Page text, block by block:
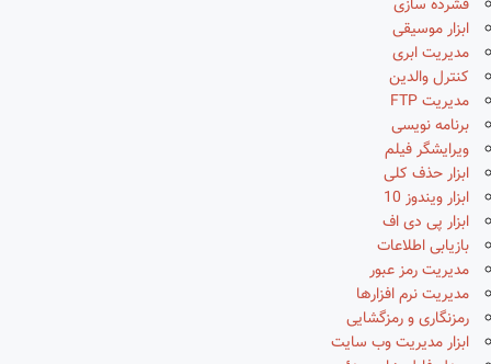
فشرده سازی
ابزار موسیقی
مدیریت ابری
کنترل والدین
مدیریت FTP
برنامه نویسی
ویرایشگر فیلم
ابزار حذف کلی
ابزار ویندوز 10
ابزار پی دی اف
بازیابی اطلاعات
مدیریت رمز عبور
مدیریت نرم افزارها
رمزنگاری و رمزگشایی
ابزار مدیریت وب سایت